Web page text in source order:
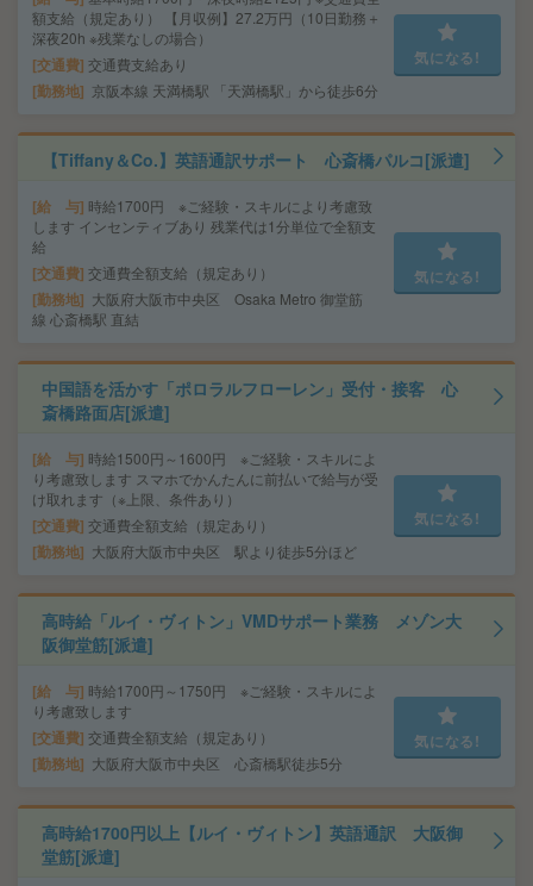
額支給（規定あり） 【月収例】27.2万円（10日勤務＋
深夜20h ※残業なしの場合）
交通費 交通費支給あり
勤務地 京阪本線 天満橋駅 「天満橋駅」から徒歩6分
気になる!
【Tiffany＆Co.】英語通訳サポート 心斎橋パルコ[派遣]
給 与 時給1700円 ※ご経験・スキルにより考慮致
します インセンティブあり 残業代は1分単位で全額支
給
交通費 交通費全額支給（規定あり）
勤務地
大阪府大阪市中央区 Osaka Metro 御堂筋
線 心斎橋駅 直結
気になる!
中国語を活かす「ポロラルフローレン」受付・接客 心
斎橋路面店[派遣]
給 与 時給1500円～1600円 ※ご経験・スキルによ
り考慮致します スマホでかんたんに前払いで給与が受
け取れます（※上限、条件あり）
交通費 交通費全額支給（規定あり）
勤務地 大阪府大阪市中央区 駅より徒歩5分ほど
気になる!
高時給「ルイ・ヴィトン」VMDサポート業務 メゾン大
阪御堂筋[派遣]
給 与 時給1700円～1750円 ※ご経験・スキルによ
り考慮致します
交通費 交通費全額支給（規定あり）
勤務地 大阪府大阪市中央区 心斎橋駅徒歩5分
気になる!
高時給1700円以上【ルイ・ヴィトン】英語通訳 大阪御
堂筋[派遣]